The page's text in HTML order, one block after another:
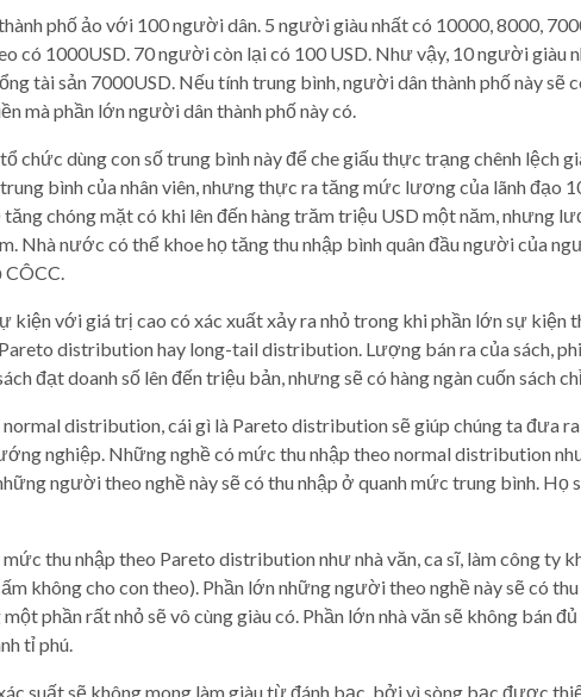
phố ảo với 100 người dân. 5 người giàu nhất có 10000, 8000,
có 1000USD. 70 người còn lại có 100 USD. Như vậy, 10 người giàu
tài sản 7000USD. Nếu tính trung bình, người dân thành phố này
mà phần lớn người dân thành phố này có.
chức dùng con số trung bình này để che giấu thực trạng chênh lệch
bình của nhân viên, nhưng thực ra tăng mức lương của lãnh đạo
chóng mặt có khi lên đến hàng trăm triệu USD một năm, nhưng
Nhà nước có thể khoe họ tăng thu nhập bình quân đầu người của
CÔCC.
kiện với giá trị cao có xác xuất xảy ra nhỏ trong khi phần lớn sự kiện
distribution hay long-tail distribution. Lượng bán ra của sách,
đạt doanh số lên đến triệu bản, nhưng sẽ có hàng ngàn cuốn sách
normal distribution, cái gì là Pareto distribution sẽ giúp chúng ta đưa
nghiệp. Những nghề có mức thu nhập theo normal distribution
người theo nghề này sẽ có thu nhập ở quanh mức trung bình. Họ
thu nhập theo Pareto distribution như nhà văn, ca sĩ, làm công ty
không cho con theo). Phần lớn những người theo nghề này sẽ có
một phần rất nhỏ sẽ vô cùng giàu có. Phần lớn nhà văn sẽ không bán
tỉ phú.
suất sẽ không mong làm giàu từ đánh bạc, bởi vì sòng bạc được